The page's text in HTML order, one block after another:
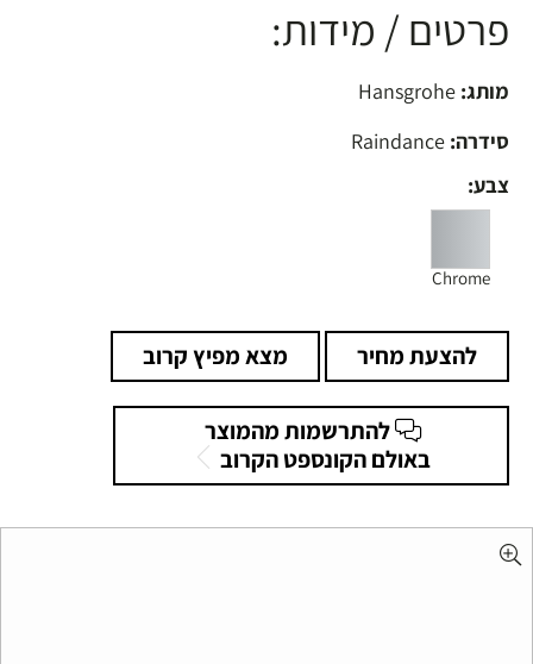
פרטים / מידות:
מותג:
סידרה:
צבע:
Chrome
להצעת מחיר מצא מפיץ קרוב
להתרשמות מהמוצר
באולם הקונספט הקרוב